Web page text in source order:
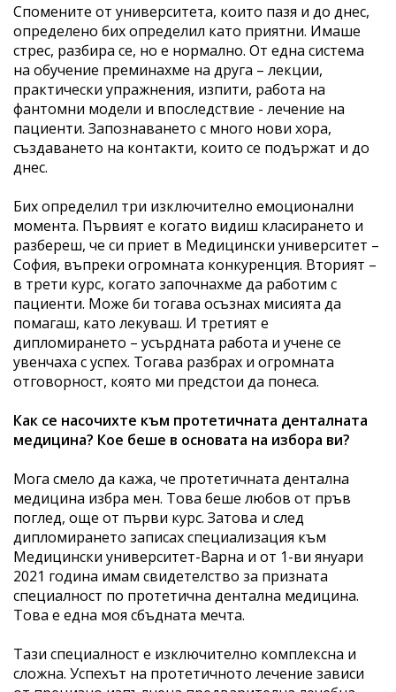
Спомените от университета, които пазя и до днес,
определено бих определил като приятни. Имаше
стрес, разбира се, но е нормално. От една система
на обучение преминахме на друга – лекции,
практически упражнения, изпити, работа на
фантомни модели и впоследствие - лечение на
пациенти. Запознаването с много нови хора,
създаването на контакти, които се подържат и до
днес.
Бих определил три изключително емоционални
момента. Първият е когато видиш класирането и
разбереш, че си приет в Медицински университет –
София, въпреки огромната конкуренция. Вторият –
в трети курс, когато започнахме да работим с
пациенти. Може би тогава осъзнах мисията да
помагаш, като лекуваш. И третият е
дипломирането – усърдната работа и учене се
увенчаха с успех. Тогава разбрах и огромната
отговорност, която ми предстои да понеса.
Как се насочихте към протетичната денталната
медицина? Кое беше в основата на избора ви?
Мога смело да кажа, че протетичната дентална
медицина избра мен. Това беше любов от пръв
поглед, още от първи курс. Затова и след
дипломирането записах специализация към
Медицински университет-Варна и от 1-ви януари
2021 година имам свидетелство за призната
специалност по протетична дентална медицина.
Това е една моя сбъдната мечта.
Тази специалност е изключително комплексна и
сложна. Успехът на протетичното лечение зависи